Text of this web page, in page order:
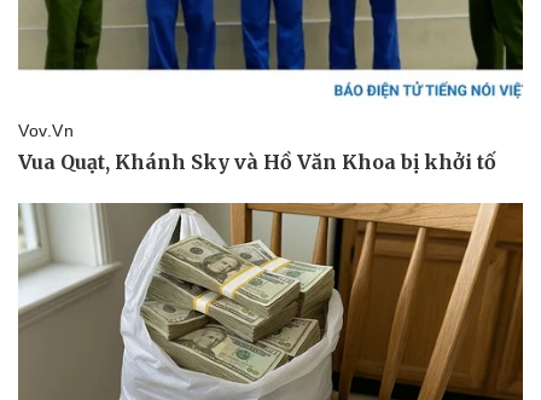
Phòng mạch online
Ăn sạch sống khỏe